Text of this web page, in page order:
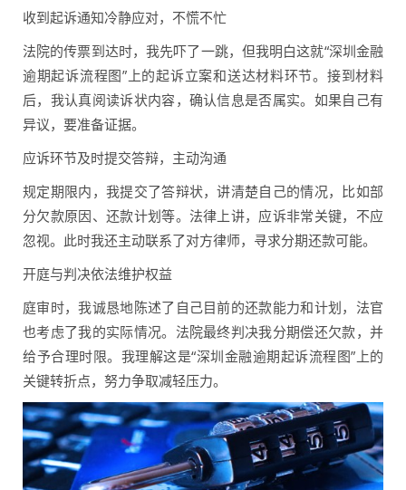
收到起诉通知冷静应对，不慌不忙
法院的传票到达时，我先吓了一跳，但我明白这就“深圳金融
逾期起诉流程图”上的起诉立案和送达材料环节。接到材料
后，我认真阅读诉状内容，确认信息是否属实。如果自己有
异议，要准备证据。
应诉环节及时提交答辩，主动沟通
规定期限内，我提交了答辩状，讲清楚自己的情况，比如部
分欠款原因、还款计划等。法律上讲，应诉非常关键，不应
忽视。此时我还主动联系了对方律师，寻求分期还款可能。
开庭与判决依法维护权益
庭审时，我诚恳地陈述了自己目前的还款能力和计划，法官
也考虑了我的实际情况。法院最终判决我分期偿还欠款，并
给予合理时限。我理解这是“深圳金融逾期起诉流程图”上的
关键转折点，努力争取减轻压力。